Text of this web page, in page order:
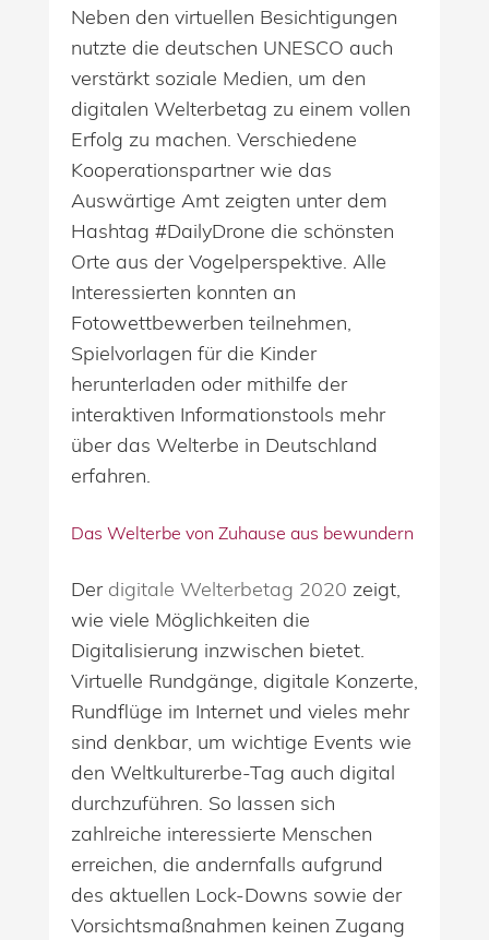
Neben den virtuellen Besichtigungen
nutzte die deutschen UNESCO auch
verstärkt soziale Medien, um den
digitalen Welterbetag zu einem vollen
Erfolg zu machen. Verschiedene
Kooperationspartner wie das
Auswärtige Amt zeigten unter dem
Hashtag #DailyDrone die schönsten
Orte aus der Vogelperspektive. Alle
Interessierten konnten an
Fotowettbewerben teilnehmen,
Spielvorlagen für die Kinder
herunterladen oder mithilfe der
interaktiven Informationstools mehr
über das Welterbe in Deutschland
erfahren.
Das Welterbe von Zuhause aus bewundern
Der digitale Welterbetag 2020 zeigt,
wie viele Möglichkeiten die
Digitalisierung inzwischen bietet.
Virtuelle Rundgänge, digitale Konzerte,
Rundflüge im Internet und vieles mehr
sind denkbar, um wichtige Events wie
den Weltkulturerbe-Tag auch digital
durchzuführen. So lassen sich
zahlreiche interessierte Menschen
erreichen, die andernfalls aufgrund
des aktuellen Lock-Downs sowie der
Vorsichtsmaßnahmen keinen Zugang